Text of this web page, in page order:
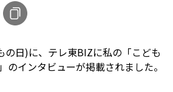
の日)に、テレ東BIZに私の「こども
のインタビューが掲載されました。